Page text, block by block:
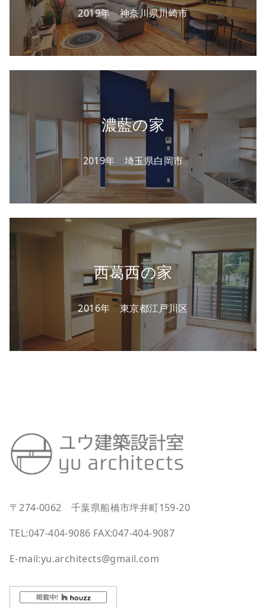
2019年 神奈川県川崎市
濃藍の家
2019年 埼玉県白岡市
西葛西の家
2016年 東京都江戸川区
〒274-0062 千葉県船橋市坪井町159-20
TEL:047-404-9086 FAX:047-404-9087
E-mail:yu.architects@gmail.com